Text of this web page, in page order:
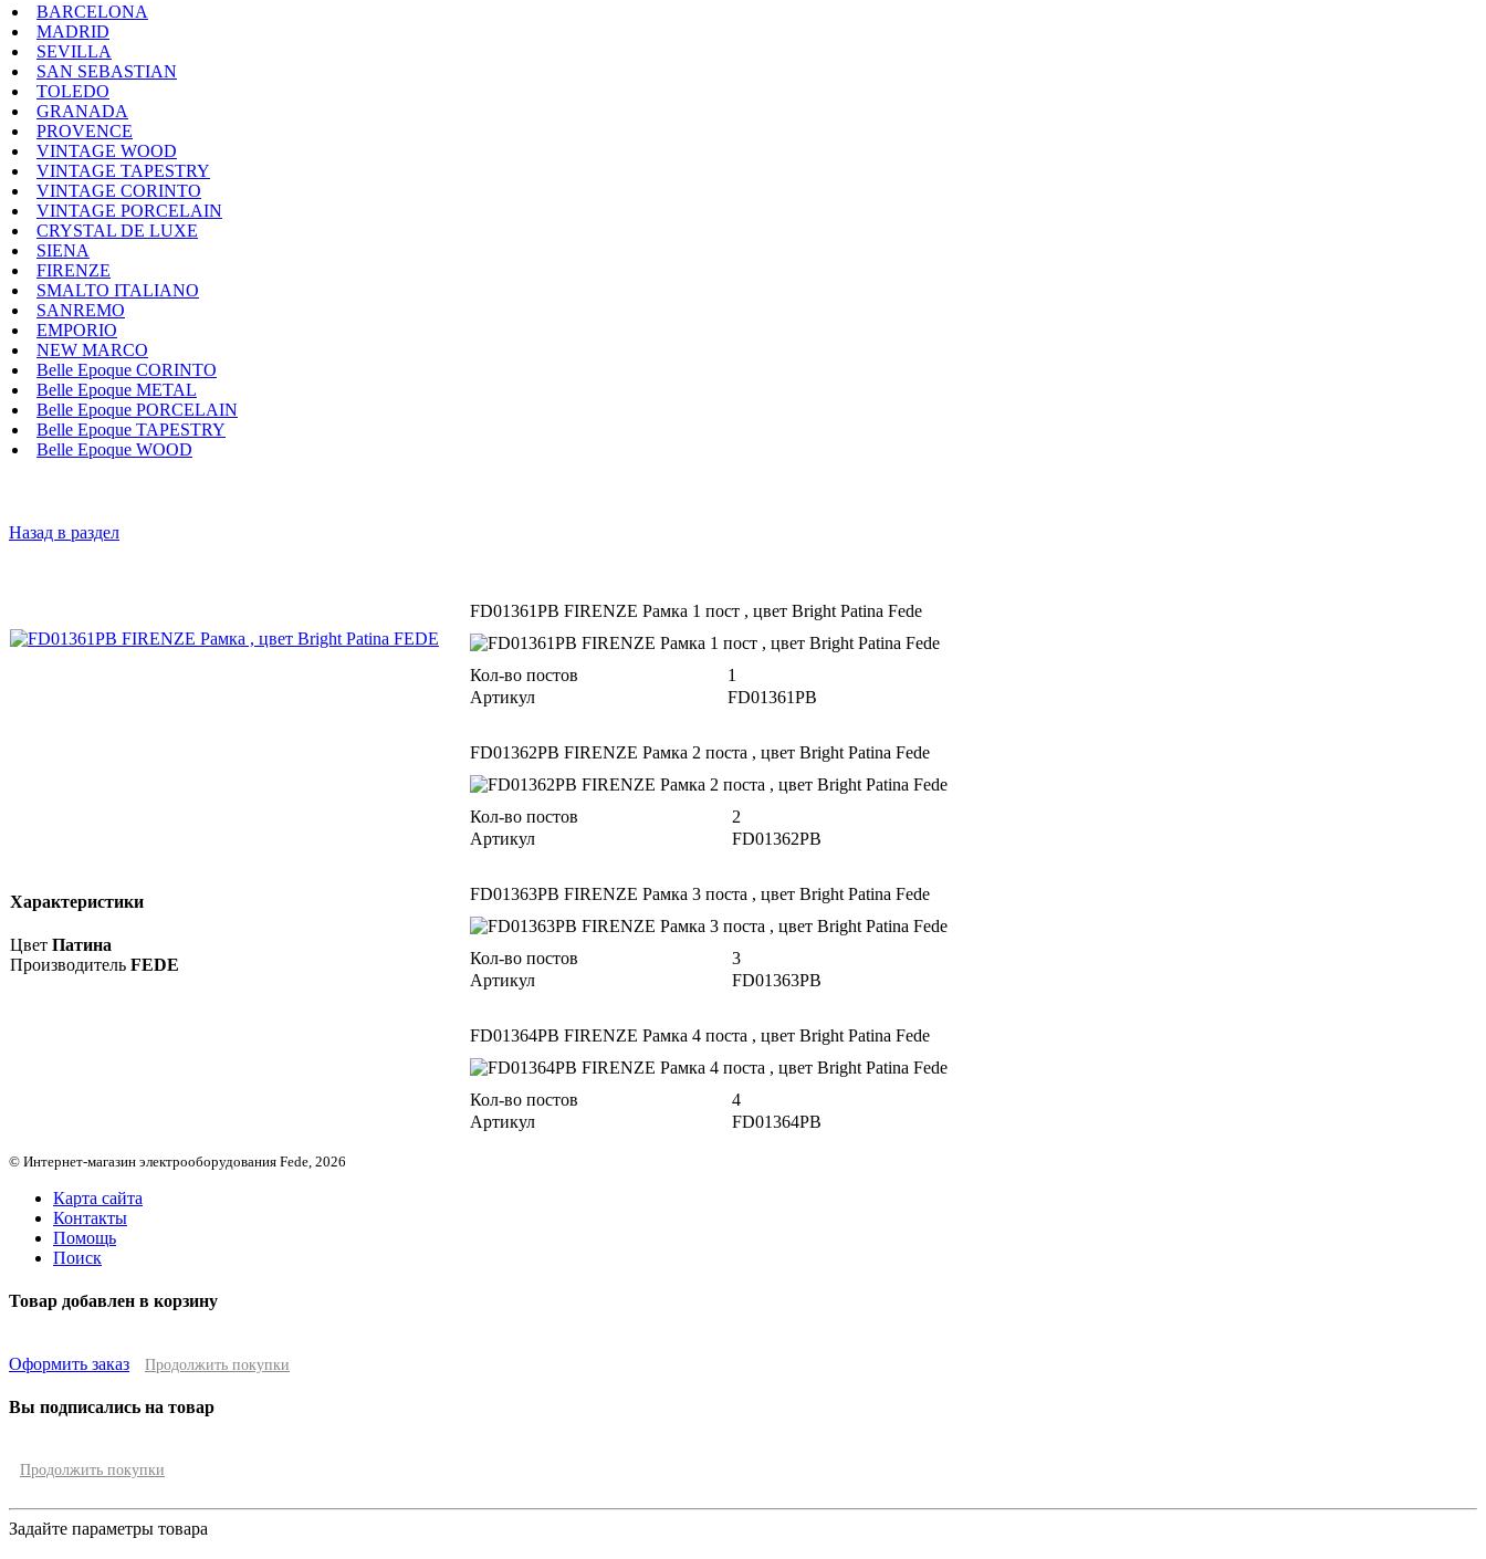
BARCELONA
MADRID
SEVILLA
SAN SEBASTIAN
TOLEDO
GRANADA
PROVENCE
VINTAGE WOOD
VINTAGE TAPESTRY
VINTAGE CORINTO
VINTAGE PORCELAIN
CRYSTAL DE LUXE
SIENA
FIRENZE
SMALTO ITALIANO
SANREMO
EMPORIO
NEW MARCO
Belle Epoque CORINTO
Belle Epoque METAL
Belle Epoque PORCELAIN
Belle Epoque TAPESTRY
Belle Epoque WOOD
Назад в раздел
FD01361PB FIRENZE Рамка 1 пост , цвет Bright Patina Fede
Кол-во постов
1
Артикул
FD01361PB
FD01362PB FIRENZE Рамка 2 поста , цвет Bright Patina Fede
Кол-во постов
2
Артикул
FD01362PB
FD01363PB FIRENZE Рамка 3 поста , цвет Bright Patina Fede
Кол-во постов
3
Артикул
FD01363PB
FD01364PB FIRENZE Рамка 4 поста , цвет Bright Patina Fede
Кол-во постов
4
Артикул
FD01364PB
Характеристики
Цвет Патина
Производитель FEDE
© Интернет-магазин электрооборудования Fede, 2026
Карта сайта
Контакты
Помощь
Поиск
Товар добавлен в корзину
Оформить заказ Продолжить покупки
Вы подписались на товар
Продолжить покупки
Задайте параметры товара